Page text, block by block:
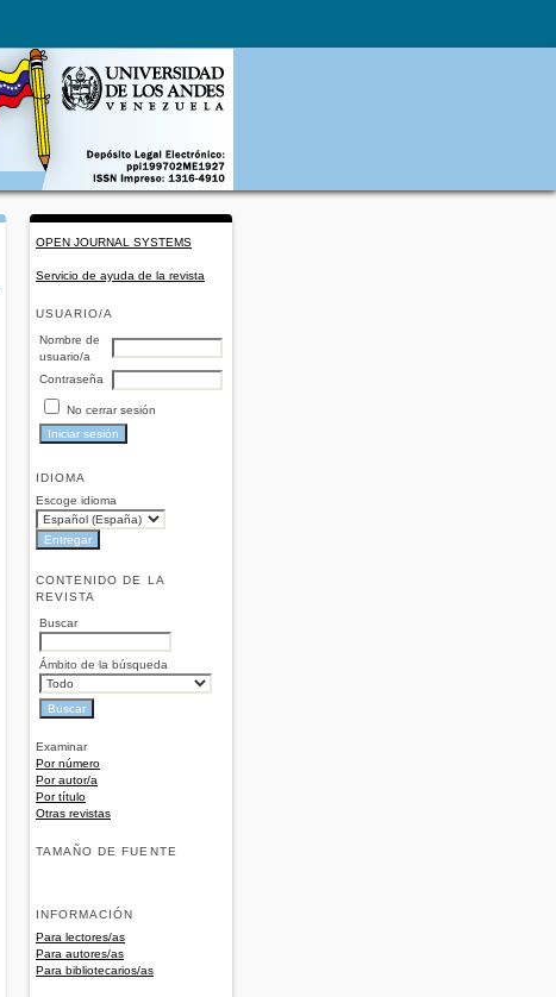
OPEN JOURNAL SYSTEMS
Servicio de ayuda de la revista
USUARIO/A
Nombre de
usuario/a
Contraseña
No cerrar sesión
IDIOMA
Escoge idioma
CONTENIDO DE LA
REVISTA
Buscar
Ámbito de la búsqueda
Examinar
Por número
Por autor/a
Por título
Otras revistas
TAMAÑO DE FUENTE
INFORMACIÓN
Para lectores/as
Para autores/as
Para bibliotecarios/as